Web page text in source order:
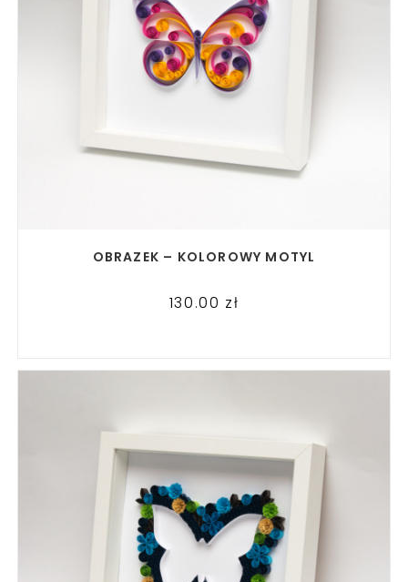
OBRAZEK – KOLOROWY MOTYL
130.00 zł